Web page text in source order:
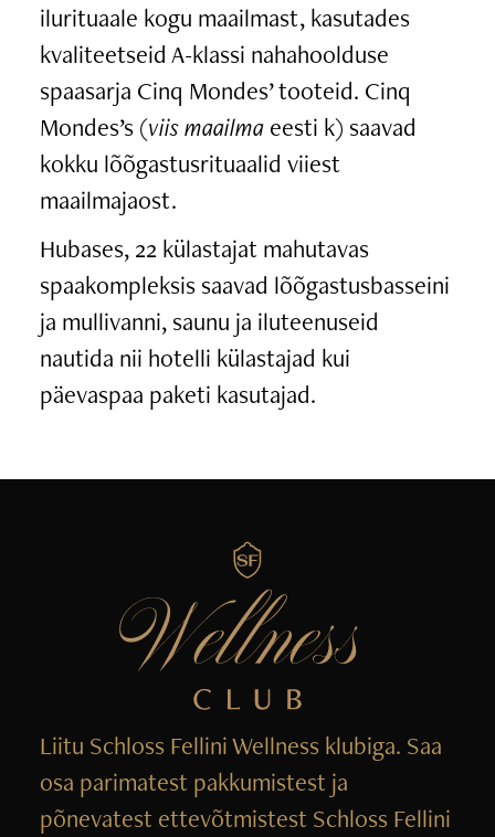
ilurituaale kogu maailmast, kasutades
kvaliteetseid A-klassi nahahoolduse
spaasarja Cinq Mondes’ tooteid. Cinq
Mondes’s (viis maailma eesti k) saavad
kokku lõõgastusrituaalid viiest
maailmajaost.
Hubases, 22 külastajat mahutavas
spaakompleksis saavad lõõgastusbasseini
ja mullivanni, saunu ja iluteenuseid
nautida nii hotelli külastajad kui
päevaspaa paketi kasutajad.
Liitu Schloss Fellini Wellness klubiga. Saa
osa parimatest pakkumistest ja
põnevatest ettevõtmistest Schloss Fellini